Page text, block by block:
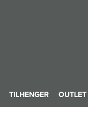
TILHENGER OUTLET